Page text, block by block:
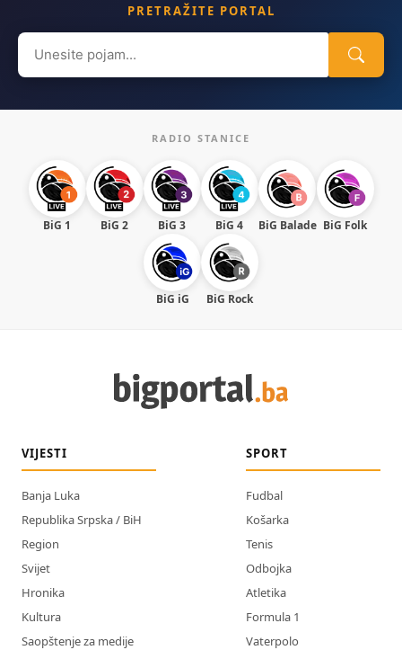
PRETRAŽITE PORTAL
Search
for:
RADIO STANICE
BiG 1 BiG 2 BiG 3 BiG 4 BiG Balade BiG Folk
BiG iG BiG Rock
VIJESTI
Banja Luka
Republika Srpska / BiH
Region
Svijet
Hronika
Kultura
Saopštenje za medije
SPORT
Fudbal
Košarka
Tenis
Odbojka
Atletika
Formula 1
Vaterpolo